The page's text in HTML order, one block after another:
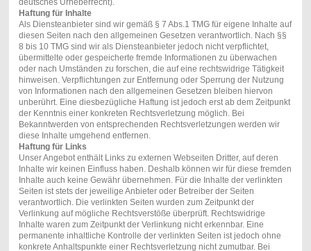
Haftung für Inhalte
Als Diensteanbieter sind wir gemäß § 7 Abs.1 TMG für eigene Inhalte auf
diesen Seiten nach den allgemeinen Gesetzen verantwortlich. Nach §§
8 bis 10 TMG sind wir als Diensteanbieter jedoch nicht verpflichtet,
übermittelte oder gespeicherte fremde Informationen zu überwachen
oder nach Umständen zu forschen, die auf eine rechtswidrige Tätigkeit
hinweisen. Verpflichtungen zur Entfernung oder Sperrung der Nutzung
von Informationen nach den allgemeinen Gesetzen bleiben hiervon
unberührt. Eine diesbezügliche Haftung ist jedoch erst ab dem Zeitpunkt
der Kenntnis einer konkreten Rechtsverletzung möglich. Bei
Bekanntwerden von entsprechenden Rechtsverletzungen werden wir
diese Inhalte umgehend entfernen.
Haftung für Links
Unser Angebot enthält Links zu externen Webseiten Dritter, auf deren
Inhalte wir keinen Einfluss haben. Deshalb können wir für diese fremden
Inhalte auch keine Gewähr übernehmen. Für die Inhalte der verlinkten
Seiten ist stets der jeweilige Anbieter oder Betreiber der Seiten
verantwortlich. Die verlinkten Seiten wurden zum Zeitpunkt der
Verlinkung auf mögliche Rechtsverstöße überprüft. Rechtswidrige
Inhalte waren zum Zeitpunkt der Verlinkung nicht erkennbar. Eine
permanente inhaltliche Kontrolle der verlinkten Seiten ist jedoch ohne
konkrete Anhaltspunkte einer Rechtsverletzung nicht zumutbar. Bei